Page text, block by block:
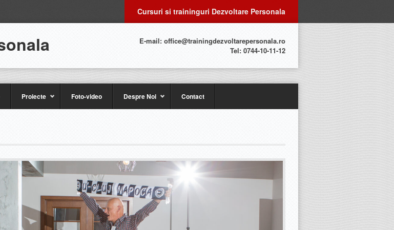
Cursuri si traininguri Dezvoltare Personala
E-mail: office@trainingdezvoltarepersonala.ro
Tel: 0744-10-11-12
Proiecte Foto-video Despre Noi Contact